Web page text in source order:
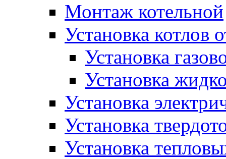
Монтаж котельной
Установка котлов
Установка
Установка
Установка
Установка
Установка